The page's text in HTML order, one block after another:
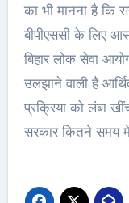
का भी मानना है कि
बीपीएससी के लिए
बिहार लोक सेवा
उलझाने वाली है
प्रक्रिया को लंबा
सरकार कितने समय में